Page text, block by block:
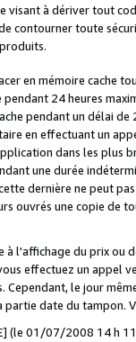
à dériver tout
contourner toute
en mémoire cache
24 heures
pendant un délai
en effectuant un
dans les plus
une durée
dernière ne peut
ouvrés une copie de
à l'affichage du prix
effectuez un appel
le jour
date du tampon.
(le 01/07/2008 14 h